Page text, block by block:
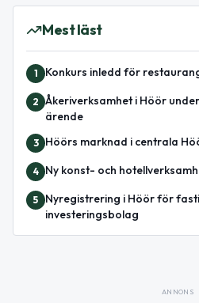
Mest läst
1 Konkurs inledd för
2 Åkeriverksamhet i Höör
ärende
3 Höörs marknad i centrala
4 Ny konst- och
5
Nyregistrering i Höör för
investeringsbolag
ANNONS